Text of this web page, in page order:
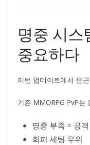
명중 시스
중요하다
이번 업데이트에서 은
기존 MMORPG PvP는
명중 부족 = 공
회피 세팅 우위